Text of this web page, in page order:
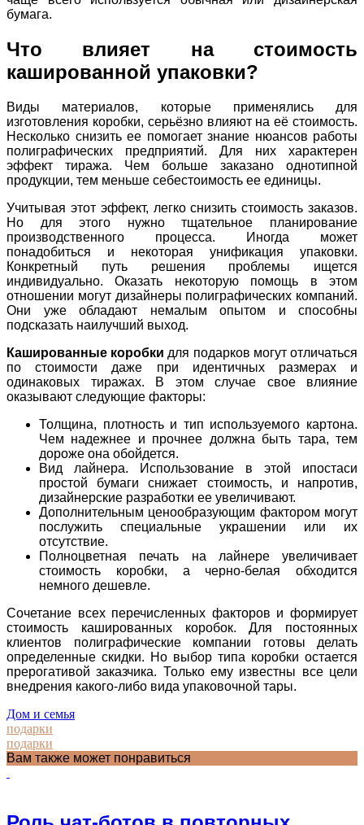
бумага.
Что влияет на стоимость
кашированной упаковки?
Виды материалов, которые применялись для
изготовления коробки, серьёзно влияют на её стоимость.
Несколько снизить ее помогает знание нюансов работы
полиграфических предприятий. Для них характерен
эффект тиража. Чем больше заказано однотипной
продукции, тем меньше себестоимость ее единицы.
Учитывая этот эффект, легко снизить стоимость заказов.
Но для этого нужно тщательное планирование
производственного процесса. Иногда может
понадобиться и некоторая унификация упаковки.
Конкретный путь решения проблемы ищется
индивидуально. Оказать некоторую помощь в этом
отношении могут дизайнеры полиграфических компаний.
Они уже обладают немалым опытом и способны
подсказать наилучший выход.
Кашированные коробки для подарков могут отличаться
по стоимости даже при идентичных размерах и
одинаковых тиражах. В этом случае свое влияние
оказывают следующие факторы:
Толщина, плотность и тип используемого картона.
Чем надежнее и прочнее должна быть тара, тем
дороже она обойдется.
Вид лайнера. Использование в этой ипостаси
простой бумаги снижает стоимость, и напротив,
дизайнерские разработки ее увеличивают.
Дополнительным ценообразующим фактором могут
послужить специальные украшении или их
отсутствие.
Полноцветная печать на лайнере увеличивает
стоимость коробки, а черно-белая обходится
немного дешевле.
Сочетание всех перечисленных факторов и формирует
стоимость кашированных коробок. Для постоянных
клиентов полиграфические компании готовы делать
определенные скидки. Но выбор типа коробки остается
прерогативой заказчика. Только ему известны все цели
внедрения какого-либо вида упаковочной тары.
Дом и семья
подарки
подарки
Вам также может понравиться